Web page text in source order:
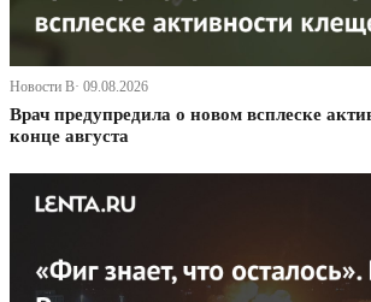
Новости В· 09.08.2026
Врач предупредила о новом всплеске
конце августа